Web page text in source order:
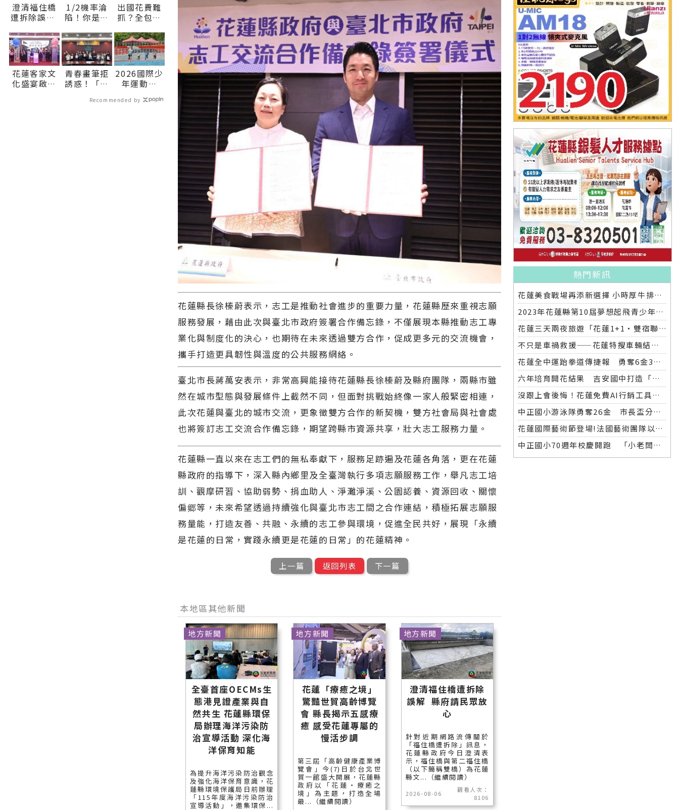
澄清福住橋
遭拆除誤解
放心∣花蓮
新聞網官方
網站各類新
聞－最快速
的今日新聞
報導 最新的
1/2機率淪
陷！你是好
男？關鍵在
這
出國花費難
抓？全包式
一價搞定食
宿玩樂，省
錢更省心！
花蓮客家文
化盛宴啟動
青春畫筆拒
誘惑！「洄
畫競賽頒
2026國際少
年運動會
場 世界少
Recommended by
花蓮縣長徐榛蔚表示，志工是推動社會進步的重要力量，花蓮縣歷來重視志願
服務發展，藉由此次與臺北市政府簽署合作備忘錄，不僅展現本縣推動志工專
業化與制度化的決心，也期待在未來透過雙方合作，促成更多元的交流機會，
攜手打造更具韌性與溫度的公共服務網絡。
臺北市長蔣萬安表示，非常高興能接待花蓮縣長徐榛蔚及縣府團隊，兩縣市雖
然在城市型態與發展條件上截然不同，但面對挑戰始終像一家人般緊密相連，
此次花蓮與臺北的城市交流，更象徵雙方合作的新契機，雙方社會局與社會處
也將簽訂志工交流合作備忘錄，期望跨縣市資源共享，壯大志工服務力量。
花蓮縣一直以來在志工們的無私奉獻下，服務足跡遍及花蓮各角落，更在花蓮
縣政府的指導下，深入縣內鄉里及全臺灣執行多項志願服務工作，舉凡志工培
訓、觀摩研習、協助弱勢、捐血助人、淨灘淨溪、公園認養、資源回收、關懷
偏郷等，未來希望透過持續強化與臺北市志工間之合作連結，積極拓展志願服
務量能，打造友善、共融、永續的志工參與環境，促進全民共好，展現「永續
是花蓮的日常，實踐永續更是花蓮的日常」的花蓮精神。
上一篇 返回列表 下一篇
本地區其他新聞
全臺首座OECMs生
態港見證產業與自
然共生 花蓮縣環保
局辦理海洋污染防
治宣導活動 深化海
洋保育知能
為提升海洋污染防治觀念
及強化海洋保育意識，花
蓮縣環境保護局日前辦理
「115年度海洋污染防治
宣導活動」，邀集環保...
地方新聞
花蓮「療癒之境」
驚豔世貿高齡博覽
會 縣長揭示五感療
癒 感受花蓮專屬的
慢活步調
第三屆「高齡健康產業博
覽會」今(7)日於台北世
貿一館盛大開展，花蓮縣
政府以「花蓮‧療癒之
境」為主題，打造全場
最...（繼續閱讀）
地方新聞
澄清福住橋遭拆除
誤解 縣府請民眾放
心
針對近期網路流傳關於
「福住橋遭拆除」訊息，
花蓮縣政府今日澄清表
示，福住橋與第二福住橋
（以下簡稱雙橋）為花蓮
縣文...（繼續閱讀）
2026-08-06
觀看人次：
8106
地方新聞
熱門新訊
花蓮美食戰場再添新選擇 小時厚牛排花蓮店明開幕
2023年花蓮縣第10屆夢想起飛青少年發明展 自強國中拿下第一名與第二名
花蓮三天兩夜旅遊「花蓮1+1‧雙宿聯名住房專案」好評加碼 即日起延長至2025年底
不只是車禍救援——花蓮特搜車輛結合繩索救援訓練
花蓮全中運跆拳道傳捷報 勇奪6金3銀 各校表現亮眼
六年培育開花結果 吉安國中打造「微笑美男」全中運金牌
沒跟上會後悔！花蓮免費AI行銷工具開放體驗，花蓮20+商家已完成第一波登記！
中正國小游泳隊勇奪26金 市長盃分齡游泳錦標賽再創佳績
花蓮國際藝術節登場!法國藝術團隊以巨型木偶掀起夜間藝術盛宴
中正國小70週年校慶開跑 「小老闆大市集」實踐學習傳遞愛